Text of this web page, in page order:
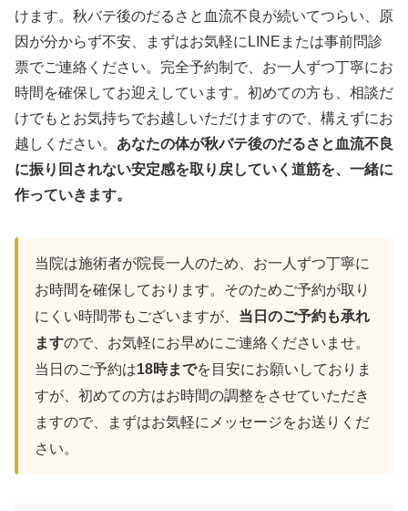
けます。秋バテ後のだるさと血流不良が続いてつらい、原
因が分からず不安、まずはお気軽にLINEまたは事前問診
票でご連絡ください。完全予約制で、お一人ずつ丁寧にお
時間を確保してお迎えしています。初めての方も、相談だ
けでもとお気持ちでお越しいただけますので、構えずにお
越しください。 あなたの体が秋バテ後のだるさと血流不良
に振り回されない安定感を取り戻していく道筋を、一緒に
作っていきます。
当院は施術者が院長一人のため、お一人ずつ丁寧に
お時間を確保しております。そのためご予約が取り
にくい時間帯もございますが、 当日のご予約も承れ
ますので、お気軽にお早めにご連絡くださいませ。
当日のご予約は18時までを目安にお願いしておりま
すが、初めての方はお時間の調整をさせていただき
ますので、まずはお気軽にメッセージをお送りくだ
さい。